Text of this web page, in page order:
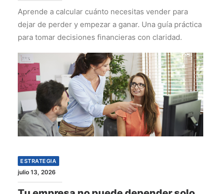
Aprende a calcular cuánto necesitas vender para
dejar de perder y empezar a ganar. Una guía práctica
para tomar decisiones financieras con claridad.
ESTRATEGIA
julio 13, 2026